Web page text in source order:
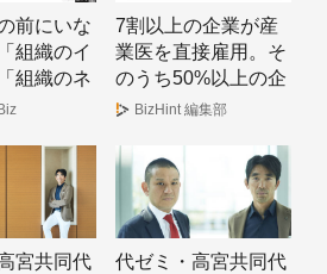
前にいな
組織のイ
組織のネ
ヌ⇒ネコ
加・減・
7割以上の企業が産
業医を直接雇用。そ
のうち50%以上の企
業がメンタル不調者
BizHint 編集部
宮共同代
代ゼミ・高宮共同代